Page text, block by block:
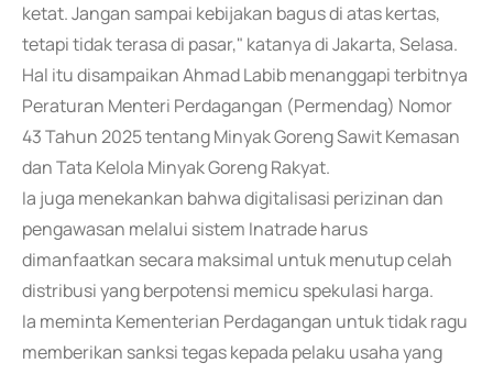
ketat. Jangan sampai kebijakan bagus di atas kertas,
tetapi tidak terasa di pasar," katanya di Jakarta, Selasa.
Hal itu disampaikan Ahmad Labib menanggapi terbitnya
Peraturan Menteri Perdagangan (Permendag) Nomor
43 Tahun 2025 tentang Minyak Goreng Sawit Kemasan
dan Tata Kelola Minyak Goreng Rakyat.
Ia juga menekankan bahwa digitalisasi perizinan dan
pengawasan melalui sistem Inatrade harus
dimanfaatkan secara maksimal untuk menutup celah
distribusi yang berpotensi memicu spekulasi harga.
Ia meminta Kementerian Perdagangan untuk tidak ragu
memberikan sanksi tegas kepada pelaku usaha yang